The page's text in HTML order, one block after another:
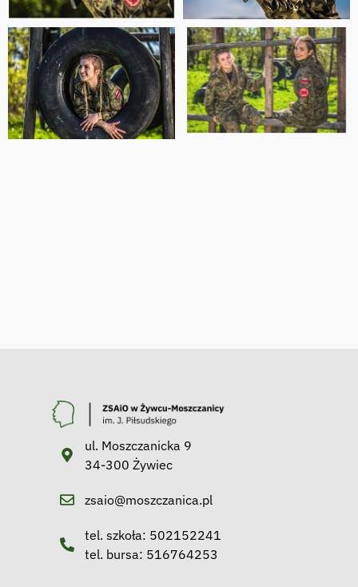
ul. Moszczanicka 9
34-300 Żywiec
zsaio@moszczanica.pl
tel. szkoła: 502152241
tel. bursa: 516764253